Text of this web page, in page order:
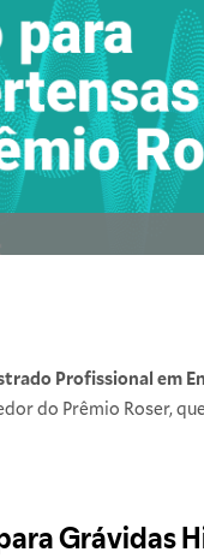
Profissional em
do Prêmio Roser,